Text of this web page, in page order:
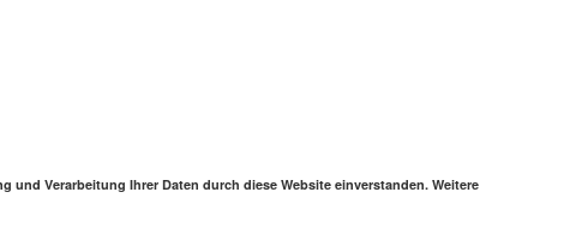
und Verarbeitung Ihrer Daten durch diese Website einverstanden. Weitere